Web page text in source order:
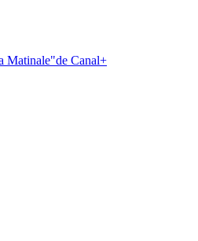
Matinale"de Canal+